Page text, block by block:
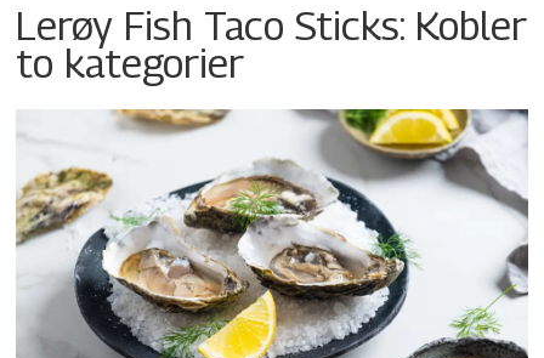
Lerøy Fish Taco Sticks: Kobler
to kategorier